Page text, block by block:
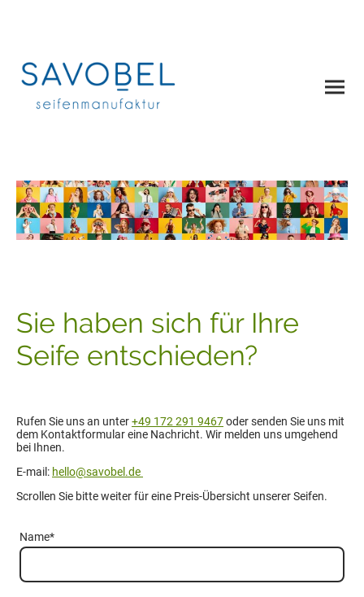
Sie haben sich für Ihre
Seife entschieden?
Rufen Sie uns an unter+49 172 291 9467oder senden Sie uns mit
dem Kontaktformular eine Nachricht. Wir melden uns umgehend
bei Ihnen.
E-mail: hello@savobel.de
Scrollen Sie bitte weiter für eine Preis-Übersicht unserer Seifen.
Name*